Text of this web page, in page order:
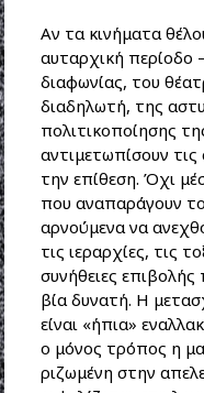
Αν τα κινήματα
αυταρχική περίοδο
διαφωνίας, του
διαδηλωτή, της
πολιτικοποίησης
αντιμετωπίσουν
την επίθεση. Όχι
που αναπαράγουν
αρνούμενα να
τις ιεραρχίες, τις
συνήθειες επιβολής
βία δυνατή. Η
είναι «ήπια»
ο μόνος τρόπος η
ριζωμένη στην